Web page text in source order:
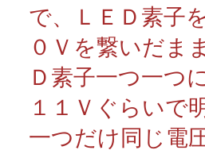
で、ＬＥＤ素子
０Ｖを繋いだま
Ｄ素子一つ一つ
１１Ｖぐらいで
一つだけ同じ電